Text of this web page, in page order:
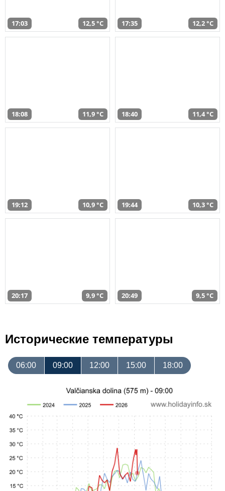
17:03 12,5 °C 17:35 12,2 °C
18:08 11,9 °C 18:40 11,4 °C
19:12 10,9 °C 19:44 10,3 °C
20:17 9,9 °C 20:49 9,5 °C
Исторические температуры
06:00 09:00 12:00 15:00 18:00